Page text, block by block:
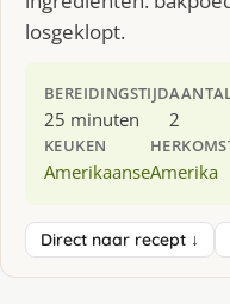
losgeklopt.
BEREIDINGSTIJD
25 minuten 2
KEUKEN
AmerikaanseAmerika
Direct naar recept ↓